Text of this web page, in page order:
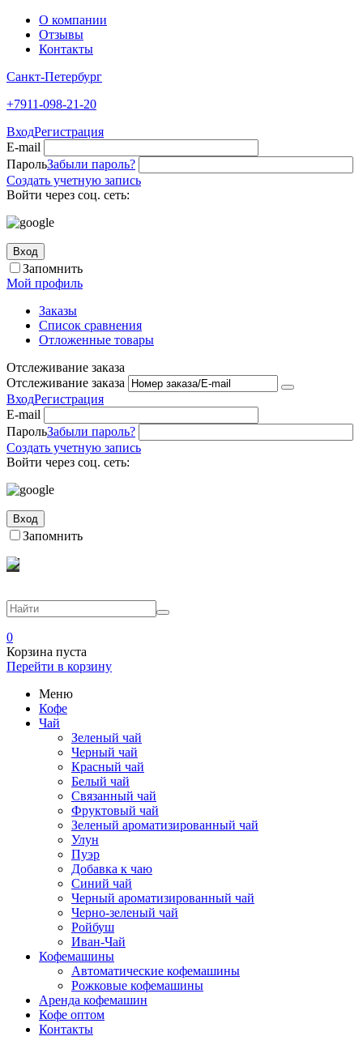
О компании
Отзывы
Контакты
Санкт-Петербург
+7911-098-21-20
ВходРегистрация
E-mail
ПарольЗабыли пароль?
Создать учетную запись
Войти через соц. сеть:
Вход
Запомнить
Мой профиль
Заказы
Список сравнения
Отложенные товары
Отслеживание заказа
Отслеживание заказа
ВходРегистрация
E-mail
ПарольЗабыли пароль?
Создать учетную запись
Войти через соц. сеть:
Вход
Запомнить
0
Корзина пуста
Перейти в корзину
Меню
Кофе
Чай
Зеленый чай
Черный чай
Красный чай
Белый чай
Связанный чай
Фруктовый чай
Зеленый ароматизированный чай
Улун
Пуэр
Добавка к чаю
Синий чай
Черный ароматизированный чай
Черно-зеленый чай
Ройбуш
Иван-Чай
Кофемашины
Автоматические кофемашины
Рожковые кофемашины
Аренда кофемашин
Кофе оптом
Контакты